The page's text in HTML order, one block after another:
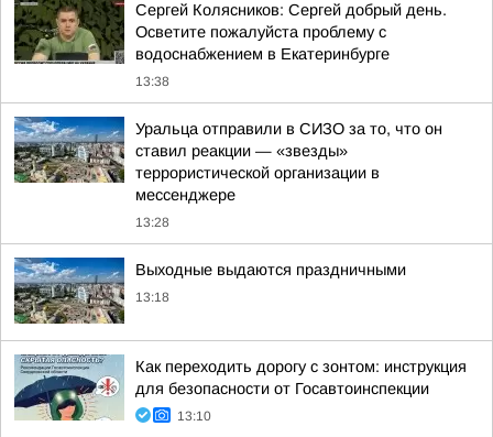
Сергей Колясников: Сергей добрый день.
Осветите пожалуйста проблему с
водоснабжением в Екатеринбурге
13:38
Уральца отправили в СИЗО за то, что он
ставил реакции — «звезды»
террористической организации в
мессенджере
13:28
Выходные выдаются праздничными
13:18
Как переходить дорогу с зонтом: инструкция
для безопасности от Госавтоинспекции
13:10